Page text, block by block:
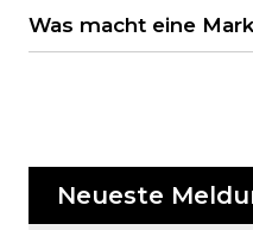
Was macht eine
Neueste